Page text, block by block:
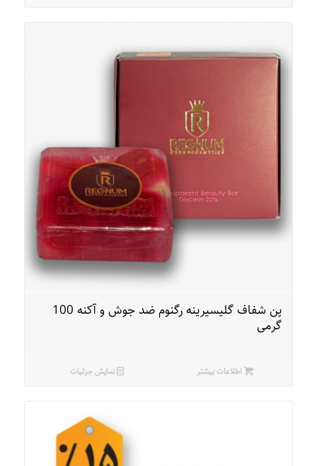
پن شفاف گلیسیرینه رگنوم ضد جوش و آکنه 100
گرمی
اطلاعات بیشتر نمایش جزئیات